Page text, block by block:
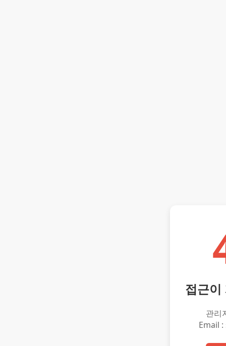
접근이
관리
Email